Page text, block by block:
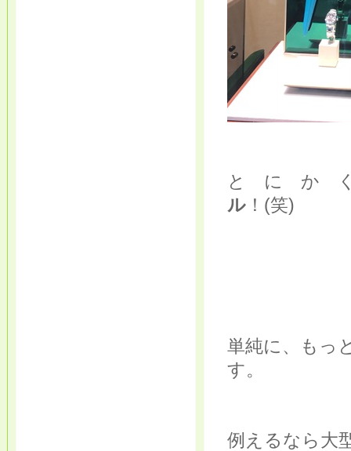
と に か
ル ！(笑)
単純に、もっ
す。
例えるなら大